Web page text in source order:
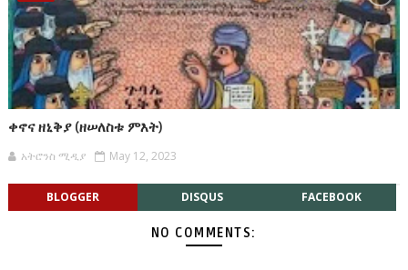
ቀኖና ዘኒቅያ (ዘሠለስቱ ምእት)
አትሮንስ ሚዲያ May 12, 2023
BLOGGER DISQUS FACEBOOK
NO COMMENTS: